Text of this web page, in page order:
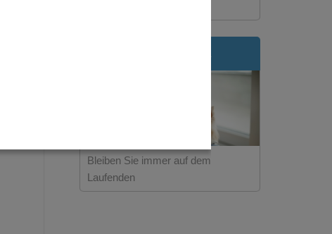
Bleiben Sie immer auf dem
Laufenden